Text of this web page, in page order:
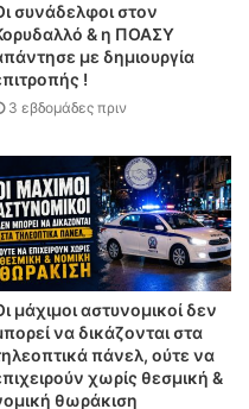
συνάδελφοι στον
& η ΠΟΑΣΥ
με δημιουργία
!
3 εβδομάδες πριν
μάχιμοι αστυνομικοί δεν
να δικάζονται στα
πάνελ, ούτε να
χωρίς θεσμική &
θωράκιση